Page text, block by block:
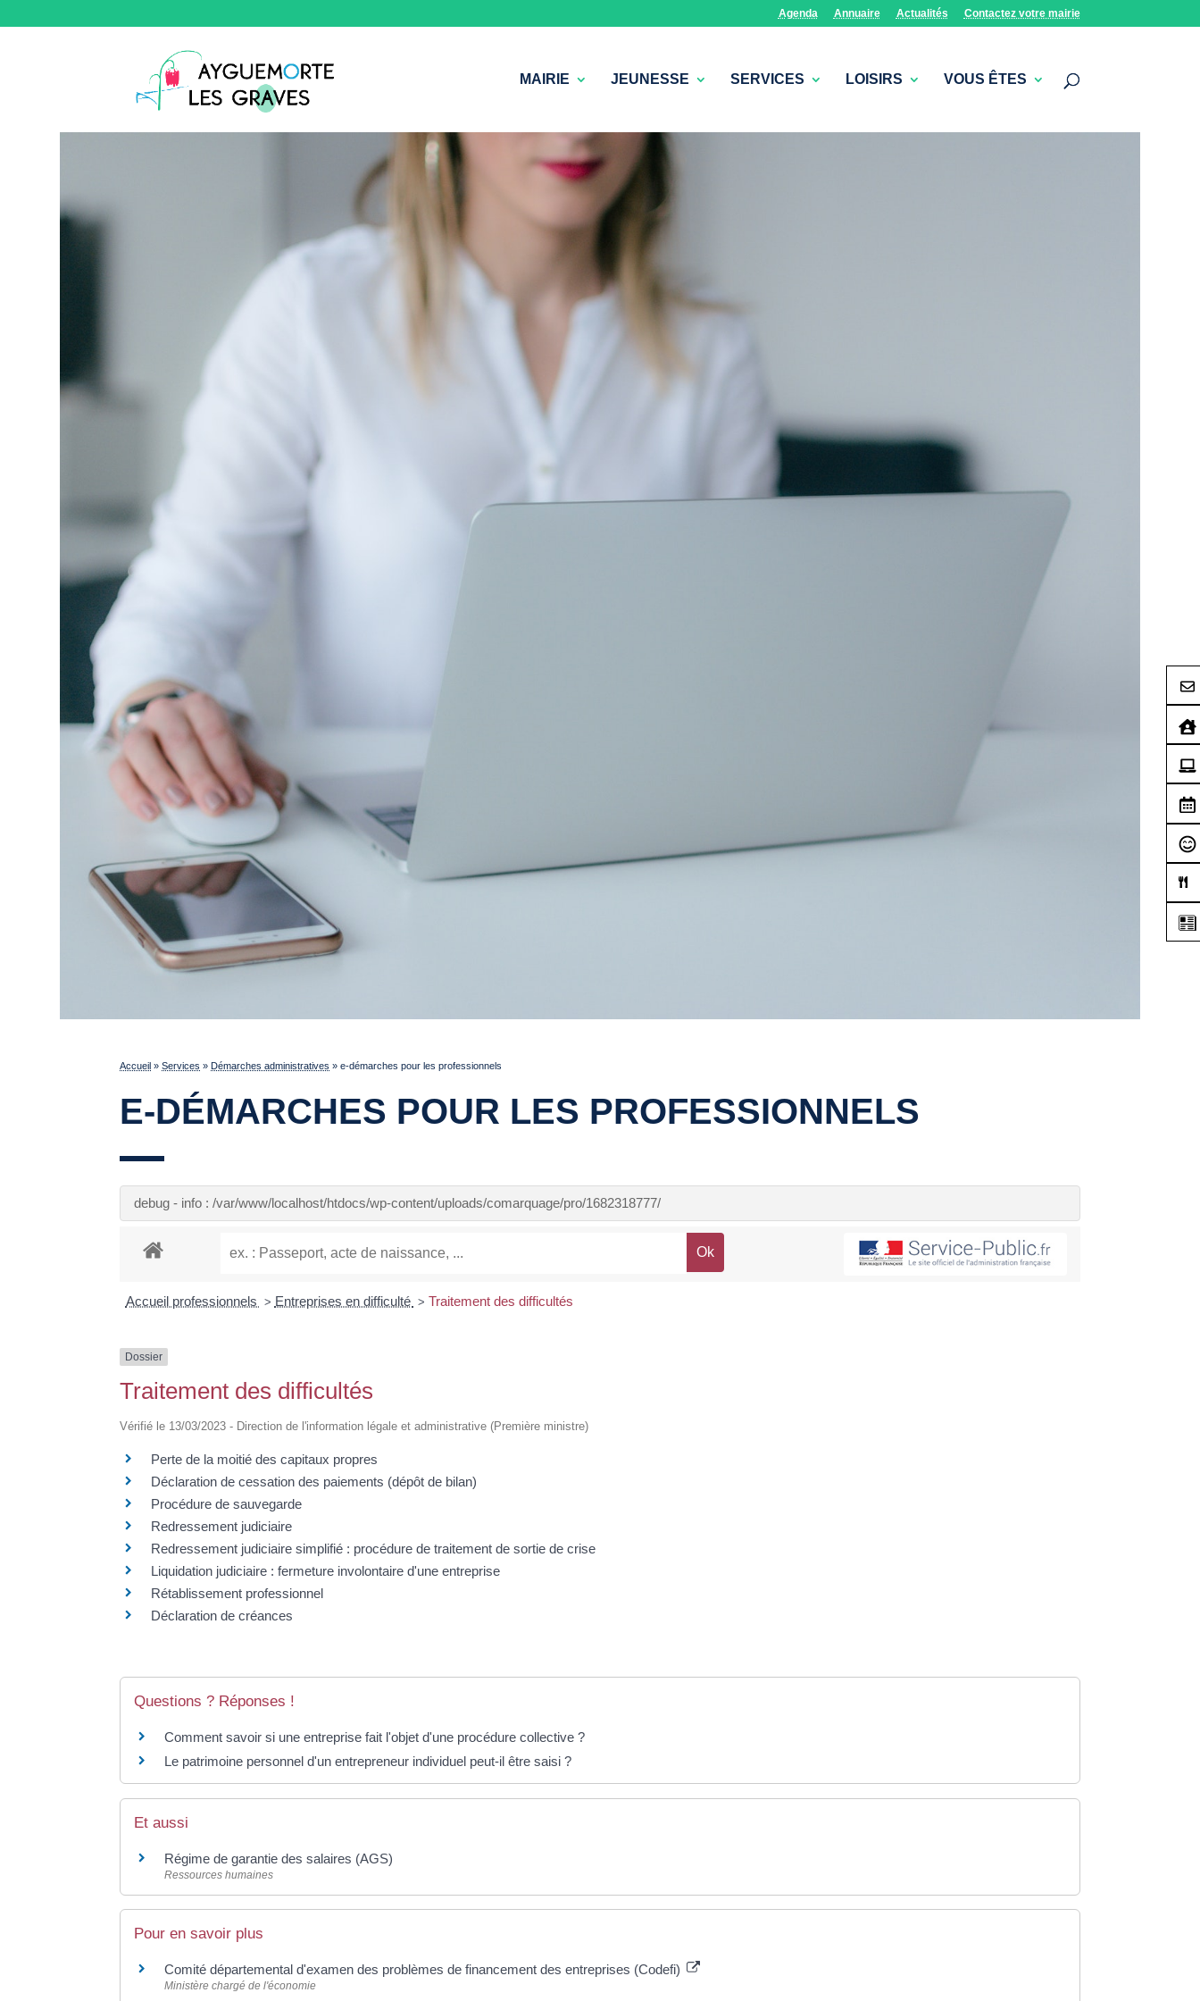
Agenda Annuaire Actualités Contactez votre mairie
MAIRIE JEUNESSE SERVICES LOISIRS VOUS ÊTES
Accueil »Services » Démarches administratives »e-démarches pour les professionnels
E-DÉMARCHES POUR LES PROFESSIONNELS
debug - info : /var/www/localhost/htdocs/wp-content/uploads/comarquage/pro/1682318777/
Accueil professionnels > Entreprises en difficulté > Traitement des difficultés
Dossier
Traitement des difficultés
Vérifié le 13/03/2023 - Direction de l'information légale et administrative (Première ministre)
Perte de la moitié des capitaux propres
Déclaration de cessation des paiements (dépôt de bilan)
Procédure de sauvegarde
Redressement judiciaire
Redressement judiciaire simplifié : procédure de traitement de sortie de crise
Liquidation judiciaire : fermeture involontaire d'une entreprise
Rétablissement professionnel
Déclaration de créances
Questions ? Réponses !
Comment savoir si une entreprise fait l'objet d'une procédure collective ?
Le patrimoine personnel d'un entrepreneur individuel peut-il être saisi ?
Et aussi
Régime de garantie des salaires (AGS)
Ressources humaines
Pour en savoir plus
Comité départemental d'examen des problèmes de financement des entreprises (Codefi)
Ministère chargé de l'économie